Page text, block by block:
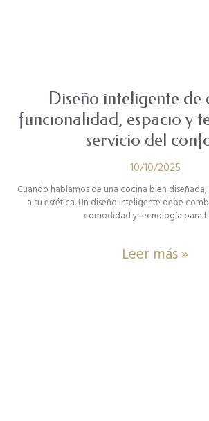
Diseño inteligente de
funcionalidad, espacio y
servicio del
10/10/2025
Cuando hablamos de una cocina bien
a su estética. Un diseño inteligente debe
comodidad y tecnología para
Leer más »